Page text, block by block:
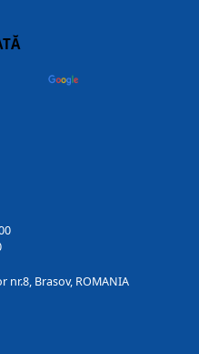
nr.8, Brasov, ROMANIA